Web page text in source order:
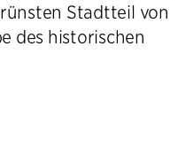
Stadtteil von
des historischen